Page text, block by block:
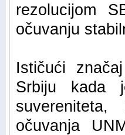
rezolucijom
očuvanju
Ističući
Srbiju kada
očuvanja